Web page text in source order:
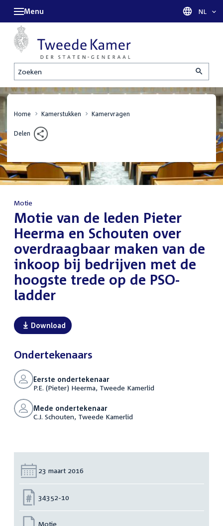
Zoeken
Menu Taal
NL
Home Kamerstukken Kamervragen
Delen
Motie
:Motie van de leden Pieter
Heerma en Schouten over
overdraagbaar maken van de
inkoop bij bedrijven met de
hoogste trede op de PSO-
ladder
Download
Ondertekenaars
Eerste ondertekenaar
P.E. (Pieter) Heerma, Tweede Kamerlid
Mede ondertekenaar
C.J. Schouten, Tweede Kamerlid
Datum:
23 maart 2016
Nummer:
34352-10
Motie